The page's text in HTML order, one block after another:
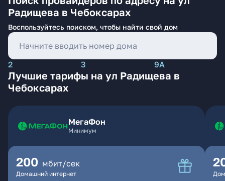
Радищева в Чебоксарах
Воспользуйтесь поиском, чтобы найти свой дом
2 3 9А
Лучшие тарифы на ул Радищева в
Чебоксарах
МегаФон
Минимум
200 мбит/сек
Домашний интернет